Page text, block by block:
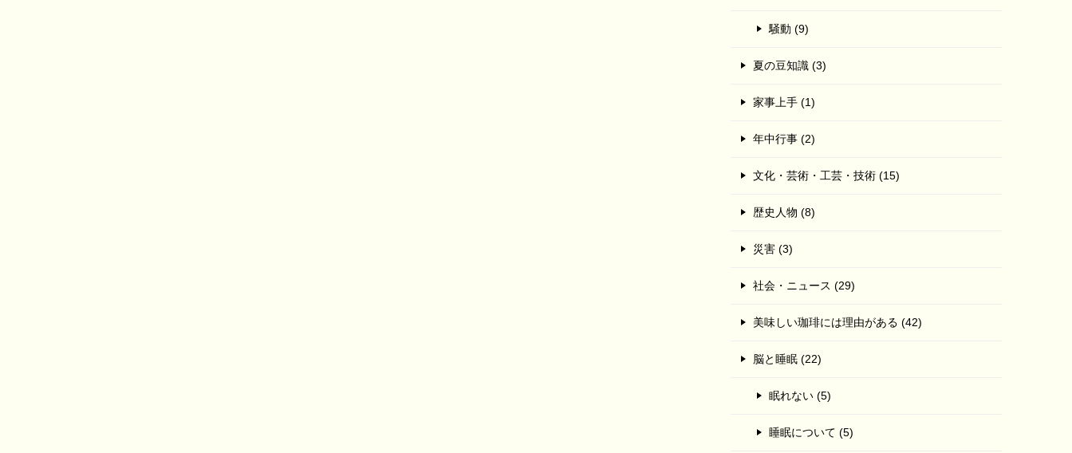
騒動 (9)
夏の豆知識 (3)
家事上手 (1)
年中行事 (2)
文化・芸術・工芸・技術 (15)
歴史人物 (8)
災害 (3)
社会・ニュース (29)
美味しい珈琲には理由がある (42)
脳と睡眠 (22)
眠れない (5)
睡眠について (5)